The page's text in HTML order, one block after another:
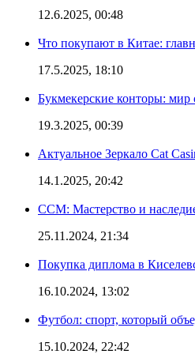
12.6.2025, 00:48
Что покупают в Китае:
17.5.2025, 18:10
Букмекерские конторы: мир
19.3.2025, 00:39
Актуальное Зеркало Cat
14.1.2025, 20:42
CCM: Мастерство и
25.11.2024, 21:34
Покупка диплома в
16.10.2024, 13:02
Футбол: спорт, который
15.10.2024, 22:42